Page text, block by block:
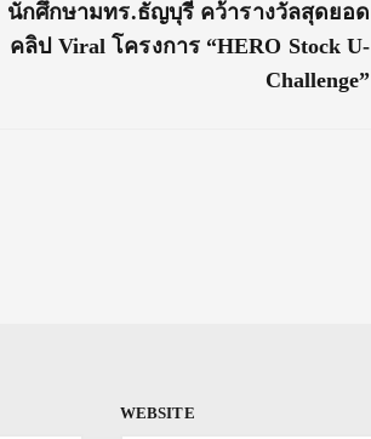
Next
Post:
นักศึกษามทร.ธัญบุรี คว้ารางวัลสุดยอด
คลิป Viral โครงการ “HERO Stock U-
Challenge”
WEBSITE